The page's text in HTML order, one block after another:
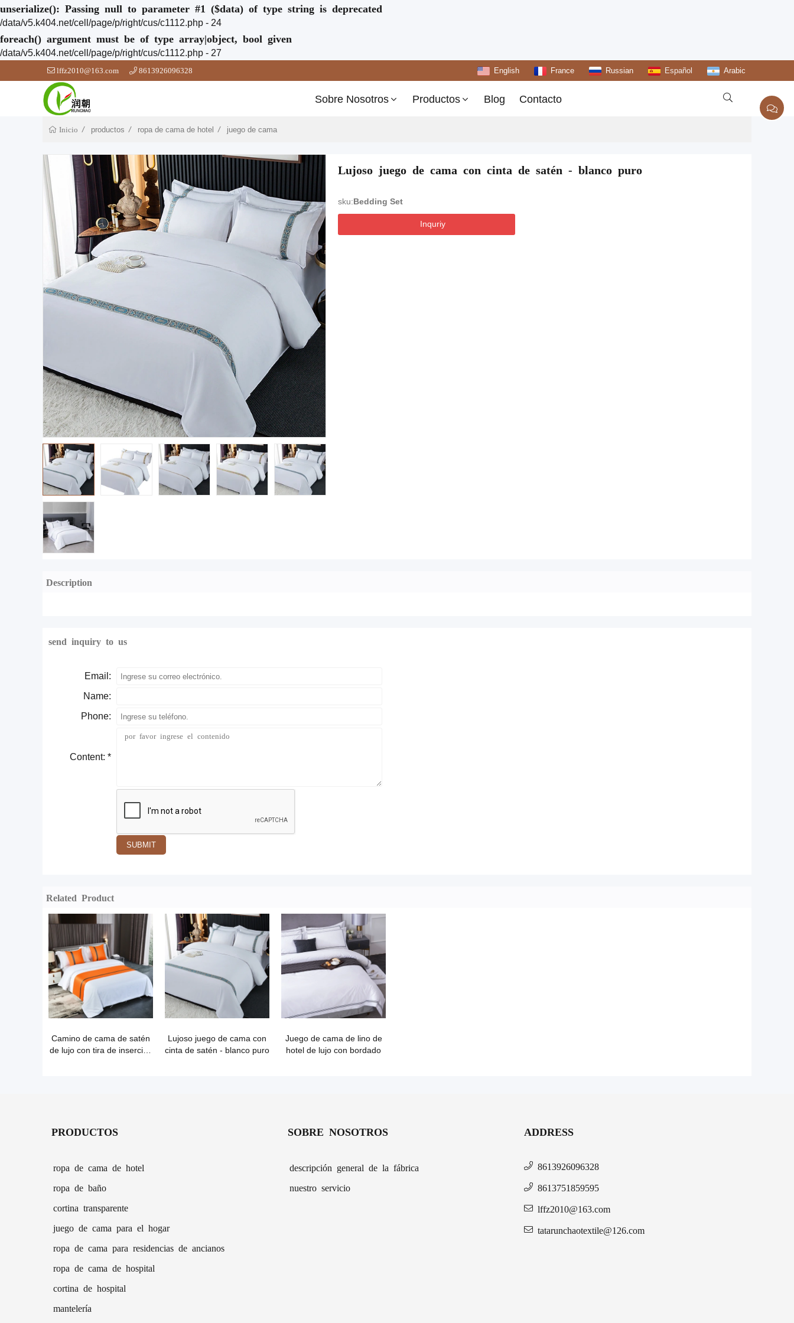
unserialize(): Passing null to parameter #1 ($data) of type string is deprecated
/data/v5.k404.net/cell/page/p/right/cus/c1112.php - 24
foreach() argument must be of type array|object, bool given
/data/v5.k404.net/cell/page/p/right/cus/c1112.php - 27
lffz2010@163.com 8613926096328 English France Russian Español Arabic
Sobre Nosotros Productos Blog Contacto 
Inicio productos ropa de cama de hotel juego de cama
Lujoso juego de cama con cinta de satén - blanco puro
sku:Bedding Set
Inquriy
Description
send inquiry to us
Email:
Name:
Phone:
Content: *
SUBMIT
Related Product
Camino de cama de satén
de lujo con tira de inserción
Lujoso juego de cama con
cinta de satén - blanco puro
Juego de cama de lino de
hotel de lujo con bordado
PRODUCTOS
ropa de cama de hotel
ropa de baño
cortina transparente
juego de cama para el hogar
ropa de cama para residencias de ancianos
ropa de cama de hospital
cortina de hospital
mantelería
SOBRE NOSOTROS
descripción general de la fábrica
nuestro servicio
ADDRESS
8613926096328
8613751859595
lffz2010@163.com
tatarunchaotextile@126.com